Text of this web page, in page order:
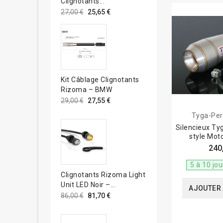
27,00 € 25,65 €
Kit Câblage Clignotants
Rizoma – BMW
29,00 € 27,55 €
Clignotants Rizoma Light
Unit LED Noir –...
86,00 € 81,70 €
accrues pour
Les
Akrapovič :
Arrow :
MIVV :
Yoshimura :
Le nettoyage
pour éviter
un produit
Le choix du
matériau et
Tyga-
Silencieux
style
5 à 10
AJOUTER